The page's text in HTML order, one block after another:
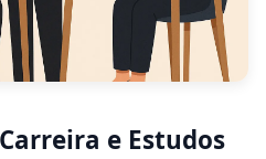
e Estudos